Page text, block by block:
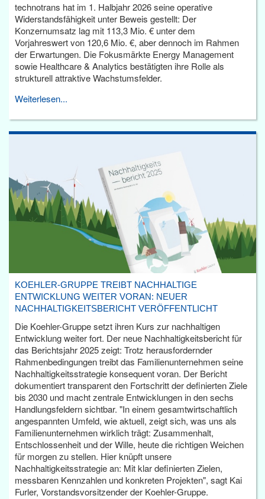
technotrans hat im 1. Halbjahr 2026 seine operative
Widerstandsfähigkeit unter Beweis gestellt: Der
Konzernumsatz lag mit 113,3 Mio. € unter dem
Vorjahreswert von 120,6 Mio. €, aber dennoch im Rahmen
der Erwartungen. Die Fokusmärkte Energy Management
sowie Healthcare & Analytics bestätigten ihre Rolle als
strukturell attraktive Wachstumsfelder.
Weiterlesen...
KOEHLER-GRUPPE TREIBT NACHHALTIGE
ENTWICKLUNG WEITER VORAN: NEUER
NACHHALTIGKEITSBERICHT VERÖFFENTLICHT
Die Koehler-Gruppe setzt ihren Kurs zur nachhaltigen
Entwicklung weiter fort. Der neue Nachhaltigkeitsbericht für
das Berichtsjahr 2025 zeigt: Trotz herausfordernder
Rahmenbedingungen treibt das Familienunternehmen seine
Nachhaltigkeitsstrategie konsequent voran. Der Bericht
dokumentiert transparent den Fortschritt der definierten Ziele
bis 2030 und macht zentrale Entwicklungen in den sechs
Handlungsfeldern sichtbar. "In einem gesamtwirtschaftlich
angespannten Umfeld, wie aktuell, zeigt sich, was uns als
Familienunternehmen wirklich trägt: Zusammenhalt,
Entschlossenheit und der Wille, heute die richtigen Weichen
für morgen zu stellen. Hier knüpft unsere
Nachhaltigkeitsstrategie an: Mit klar definierten Zielen,
messbaren Kennzahlen und konkreten Projekten", sagt Kai
Furler, Vorstandsvorsitzender der Koehler-Gruppe.